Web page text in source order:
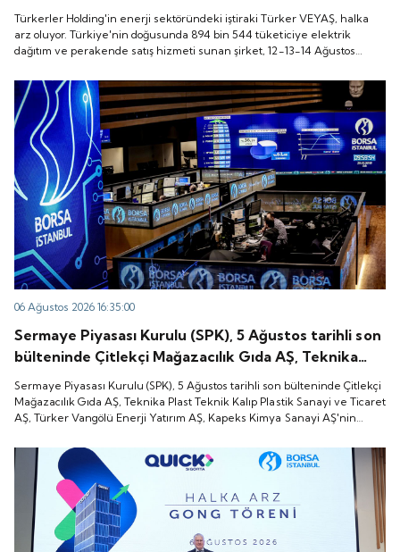
doğusunda 894 bin 544 tüketiciye elektrik dağıtım
ve perakende satış hizmeti sunan şirket, 12-13-14
Ağustos tarihleri arasında pay başına 136 TL fiyatla
Türkerler Holding'in enerji sektöründeki iştiraki Türker VEYAŞ, halka
arz oluyor. Türkiye'nin doğusunda 894 bin 544 tüketiciye elektrik
dağıtım ve perakende satış hizmeti sunan şirket, 12-13-14 Ağustos
06 Ağustos 2026 16:35:00
Sermaye Piyasası Kurulu (SPK), 5 Ağustos tarihli son
bülteninde Çitlekçi Mağazacılık Gıda AŞ, Teknika
Plast Teknik Kalıp Plastik Sanayi ve Ticaret AŞ,
Türker Vangölü Enerji Yatırım AŞ, Kapeks Kimya
Sanayi AŞ'nin halka arzlarına onay verdiği duyurdu.
Sermaye Piyasası Kurulu (SPK), 5 Ağustos tarihli son bülteninde Çitlekçi
Mağazacılık Gıda AŞ, Teknika Plast Teknik Kalıp Plastik Sanayi ve Ticaret
AŞ, Türker Vangölü Enerji Yatırım AŞ, Kapeks Kimya Sanayi AŞ'nin